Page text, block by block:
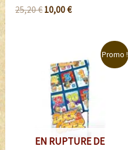
25,20€ 10,00€
Promo !
EN RUPTURE DE